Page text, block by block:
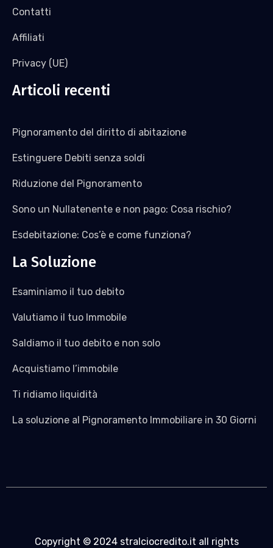
Contatti
Affiliati
Privacy (UE)
Articoli recenti
Pignoramento del diritto di abitazione
Estinguere Debiti senza soldi
Riduzione del Pignoramento
Sono un Nullatenente e non pago: Cosa rischio?
Esdebitazione: Cos’è e come funziona?
La Soluzione
Esaminiamo il tuo debito
Valutiamo il tuo Immobile
Saldiamo il tuo debito e non solo
Acquistiamo l’immobile
Ti ridiamo liquidità
La soluzione al Pignoramento Immobiliare in 30 Giorni
Copyright © 2024 stralciocredito.it all rights